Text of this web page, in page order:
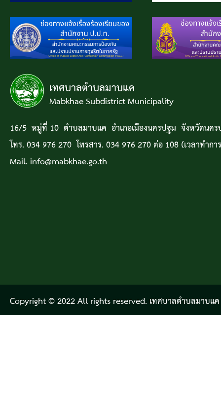
เทศบาลตำบลมาบแค
Mabkhae Subdistrict Municipality
16/5 หมู่ที่ 10 ตำบลมาบแค อำเภอเมืองนครปฐม จังหวัดนค
โทร. 034 976 270 โทรสาร. 034 976 270 ต่อ 108 (เวลาทำกา
Mail. info@mabkhae.go.th
Copyright © 2022 All rights reserved. เทศบาลตำบลมาบแค